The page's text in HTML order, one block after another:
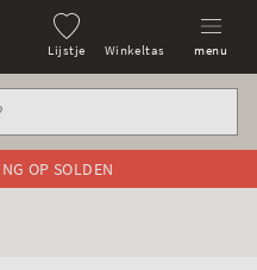
Lijstje Winkeltas menu
OP SOLDEN